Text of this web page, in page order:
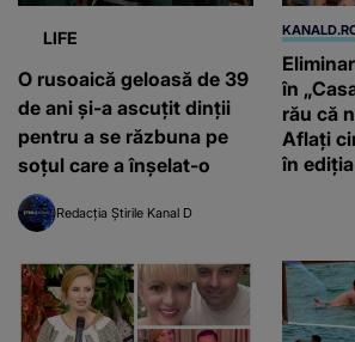
LIFE
O rusoaică geloasă de 39
de ani și-a ascuțit dinții
pentru a se răzbuna pe
soțul care a înșelat-o
Redacția Știrile Kanal D
în
rău că
Aflați
în